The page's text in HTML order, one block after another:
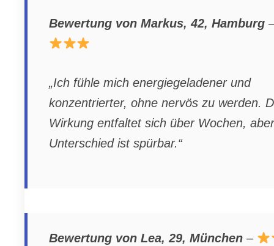
Bewertung von Markus, 42, Hamburg
„Ich fühle mich energiegeladener und
konzentrierter, ohne nervös zu werden.
Wirkung entfaltet sich über Wochen,
Unterschied ist spürbar.“
Bewertung von Lea, 29, München –